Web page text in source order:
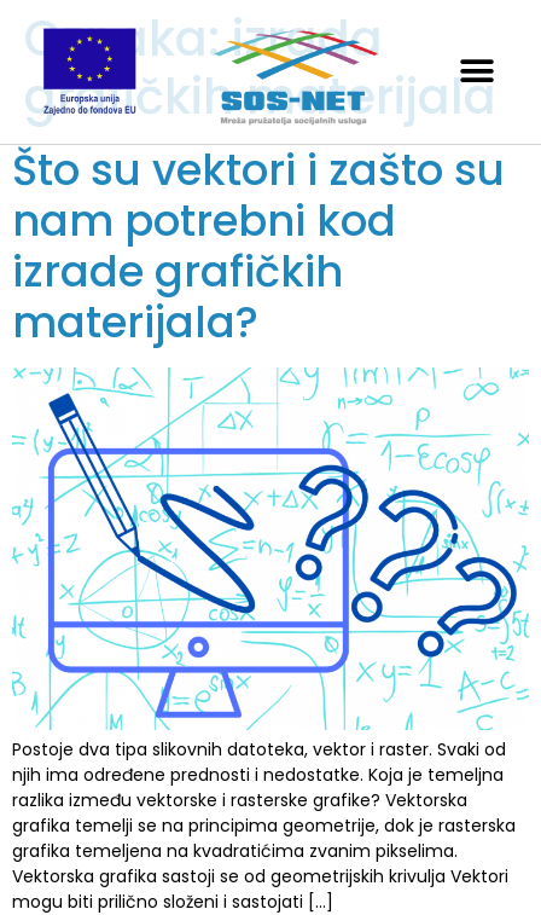
Oznaka:izrada
grafičkih materijala
Što su vektori i zašto su
nam potrebni kod
izrade grafičkih
materijala?
Postoje dva tipa slikovnih datoteka, vektor i raster. Svaki od
njih ima određene prednosti i nedostatke. Koja je temeljna
razlika između vektorske i rasterske grafike? Vektorska
grafika temelji se na principima geometrije, dok je rasterska
grafika temeljena na kvadratićima zvanim pikselima.
Vektorska grafika sastoji se od geometrijskih krivulja Vektori
mogu biti prilično složeni i sastojati […]